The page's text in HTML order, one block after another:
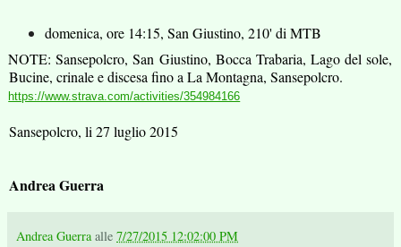
domenica, ore 14:15, San Giustino, 210' di MTB
NOTE: Sansepolcro, San Giustino, Bocca Trabaria, Lago del sole,
Bucine, crinale e discesa fino a La Montagna, Sansepolcro.
https://www.strava.com/activities/354984166
Sansepolcro, li 27 luglio 2015
Andrea Guerra
Andrea Guerra alle 7/27/2015 12:02:00 PM